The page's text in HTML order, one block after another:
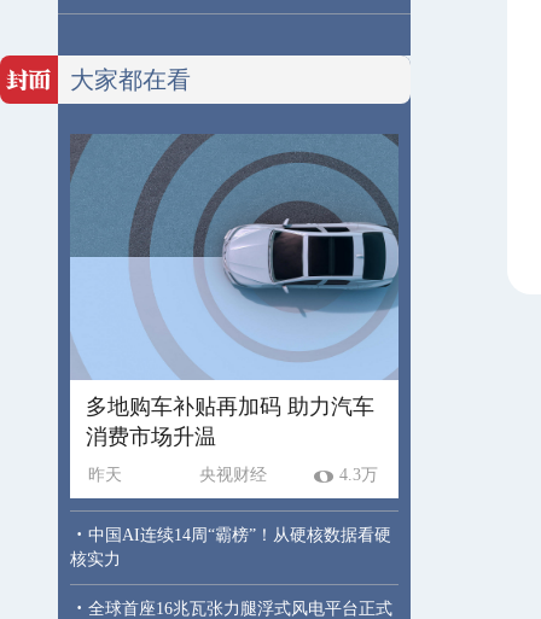
大家都在看
多地购车补贴再加码 助力汽车
消费市场升温
昨天 央视财经 4.3万
· 中国AI连续14周“霸榜”！从硬核数据看硬
核实力
· 全球首座16兆瓦张力腿浮式风电平台正式